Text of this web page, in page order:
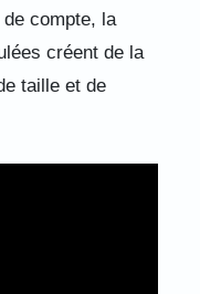
compte, la
créent de la
taille et de